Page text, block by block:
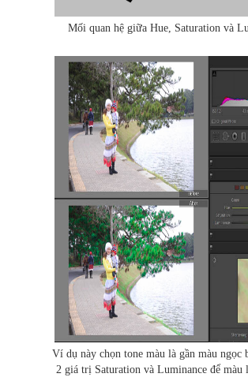
Mối quan hệ giữa Hue, Saturation và
Ví dụ này chọn tone màu là gần màu ngọc
2 giá trị Saturation và Luminance để màu